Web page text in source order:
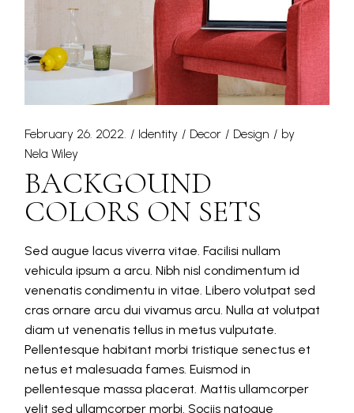
February 26. 2022. Identity Decor Design
by
Nela Wiley
BACKGOUND
COLORS ON SETS
Sed augue lacus viverra vitae. Facilisi nullam
vehicula ipsum a arcu. Nibh nisl condimentum id
venenatis condimentu in vitae. Libero volutpat sed
cras ornare arcu dui vivamus arcu. Nulla at volutpat
diam ut venenatis tellus in metus vulputate.
Pellentesque habitant morbi tristique senectus et
netus et malesuada fames. Euismod in
pellentesque massa placerat. Mattis ullamcorper
velit sed ullamcorper morbi. Sociis natoque